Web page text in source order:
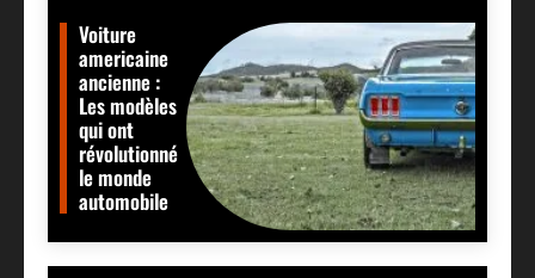
Voiture
americaine
ancienne :
Les modèles
qui ont
révolutionné
le monde
automobile